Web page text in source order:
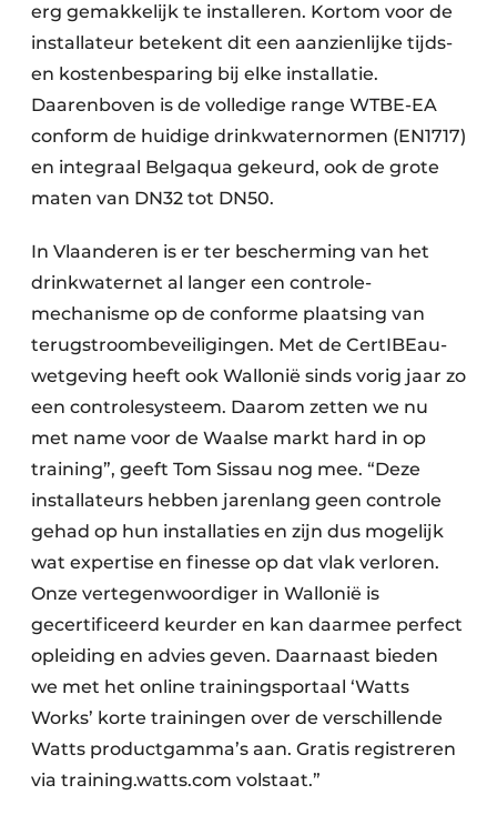
erg gemakkelijk te installeren. Kortom voor de
installateur betekent dit een aanzienlijke tijds-
en kostenbesparing bij elke installatie.
Daarenboven is de volledige range WTBE-EA
conform de huidige drinkwaternormen (EN1717)
en integraal Belgaqua gekeurd, ook de grote
maten van DN32 tot DN50.
In Vlaanderen is er ter bescherming van het
drink­waternet al langer een controle­
mechanisme op de conforme plaatsing van
terugstroombeveiligingen. Met de CertIBEau-
wetgeving heeft ook Wallonië sinds vorig jaar zo
een controlesysteem. Daarom zetten we nu
met name voor de Waalse markt hard in op
training”, geeft Tom Sissau nog mee. “Deze
installateurs hebben jarenlang geen controle
gehad op hun installaties en zijn dus mogelijk
wat expertise en finesse op dat vlak verloren.
Onze vertegenwoordiger in Wallonië is
gecertificeerd keurder en kan daarmee perfect
opleiding en advies geven. Daarnaast bieden
we met het online trainingsportaal ‘Watts
Works’ korte trainingen over de verschillende
Watts productgamma’s aan. Gratis registreren
via training.watts.com volstaat.”